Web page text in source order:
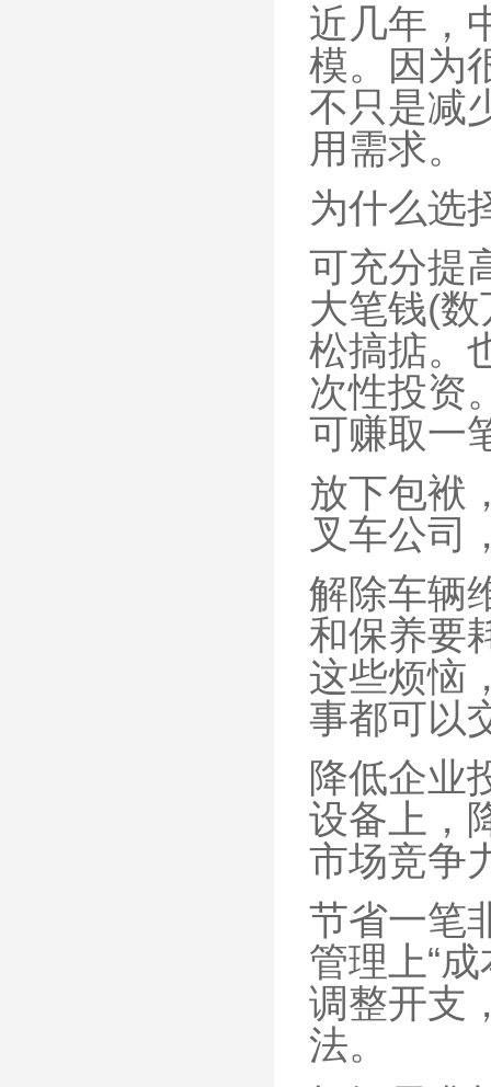
近几年，
模。因为
不只是减
用需求。
为什么选
可充分提
大笔钱(
松搞掂。
次性投资
可赚取一
放下包袱
叉车公司
解除车辆
和保养要
这些烦恼
事都可以
降低企业
设备上，
市场竞争
节省一笔
管理上“
调整开支
法。